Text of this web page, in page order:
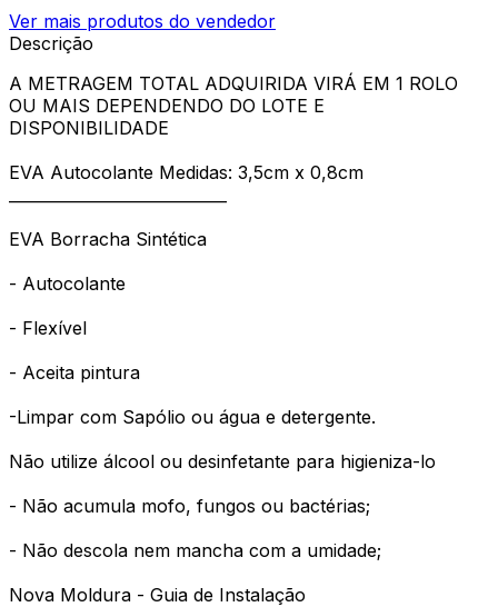
Ver mais produtos do vendedor
Descrição
A METRAGEM TOTAL ADQUIRIDA VIRÁ EM 1 ROLO
OU MAIS DEPENDENDO DO LOTE E
DISPONIBILIDADE
EVA Autocolante Medidas: 3,5cm x 0,8cm
EVA Borracha Sintética
- Autocolante
- Flexível
- Aceita pintura
-Limpar com Sapólio ou água e detergente.
Não utilize álcool ou desinfetante para higieniza-lo
- Não acumula mofo, fungos ou bactérias;
- Não descola nem mancha com a umidade;
Nova Moldura - Guia de Instalação